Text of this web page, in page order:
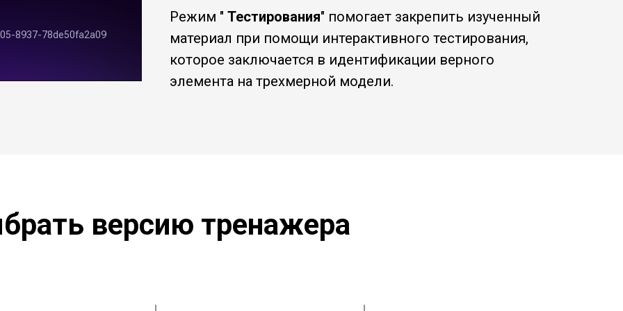
Режим " Тестирования" помогает закрепить изученный
материал при помощи интерактивного тестирования,
которое заключается в идентификации верного
элемента на трехмерной модели.
версию тренажера